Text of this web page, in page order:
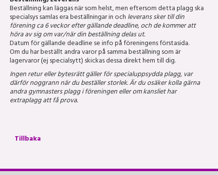
Beställning kan läggas när som helst, men eftersom detta plagg ska
specialsys samlas era beställningar in ochleverans sker till din
förening ca 6 veckor efter gällande deadline, och de kommer att
höra av sig om var/när din beställning delas ut.
Datum för gällande deadline se info på föreningens förstasida.
Om du har beställt andra varor på samma beställning som är
lagervaror (ej specialsytt) skickas dessa direkt hem till dig.
Ingen retur eller bytesrätt gäller för specialuppsydda plagg, var
därför noggrann när du beställer storlek. Är du osäker kolla gärna
andra gymnasters plagg i föreningen eller om kansliet har
extraplagg att få prova.
Tillbaka